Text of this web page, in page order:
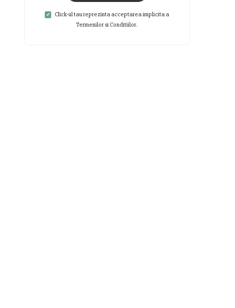
Click-ul tau reprezinta acceptarea implicita a
Termenilor si Conditiilor.